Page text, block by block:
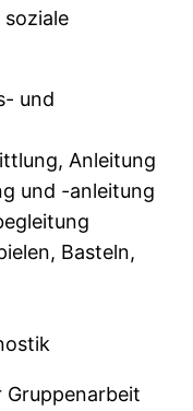
soziale
und
Anleitung
und -anleitung
Basteln,
Gruppenarbeit